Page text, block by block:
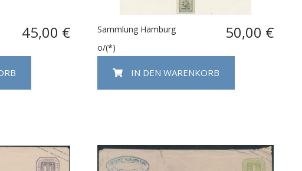
45,00 € Sammlung Hamburg 50,00 €
o/(*)
IN DEN WARENKORB